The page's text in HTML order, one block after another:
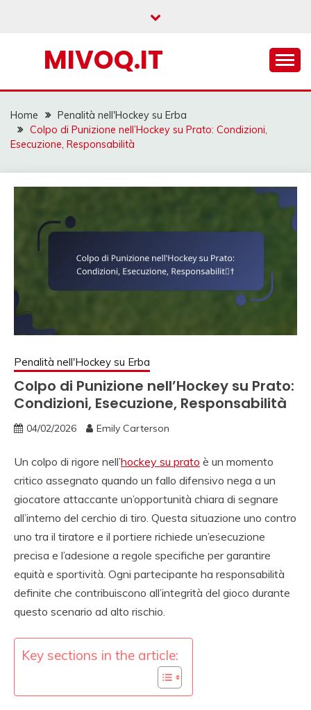
MIVOQ.IT
Home
Penalità nell'Hockey su Erba
Colpo di Punizione nell’Hockey su Prato: Condizioni,
Esecuzione, Responsabilità
Penalità nell'Hockey su Erba
Colpo di Punizione nell’Hockey su Prato:
Condizioni, Esecuzione, Responsabilità
04/02/2026 Emily Carterson
Un colpo di rigore nell’hockey su prato è un momento
critico assegnato quando un fallo difensivo nega a un
giocatore attaccante un’opportunità chiara di segnare
all’interno del cerchio di tiro. Questa situazione uno contro
uno tra il tiratore e il portiere richiede un’esecuzione
precisa e l’adesione a regole specifiche per garantire
equità e sportività. Ogni partecipante ha responsabilità
definite che contribuiscono all’integrità del gioco durante
questo scenario ad alto rischio.
Key sections in the article: